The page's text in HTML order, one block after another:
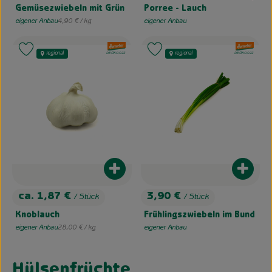
Gemüsezwiebeln mit Grün
, Herkunft:
eigener Anbau, Referenzpreis:
4,90 € / kg
Porree - Lauch
, Herkunft:
eigener Anbau
ca. 1,87 €/ Stück
Knoblauch
, Herkunft:
eigener Anbau, Referenzpreis:
28,00 € / kg
Produkt zum Warenkorb hinzufügen
, Verband:
, Kontrollstelle:
DE-ÖKO-022
regional
Produkt zu Favouriten hinzufügen
3,90 €/ Stück
Frühlingszwiebeln im Bund
, Herkunft:
eigener Anbau
, Verband:
, Kontrollstelle:
DE-ÖKO-022
regional
Produkt zu Favouriten hinzufügen